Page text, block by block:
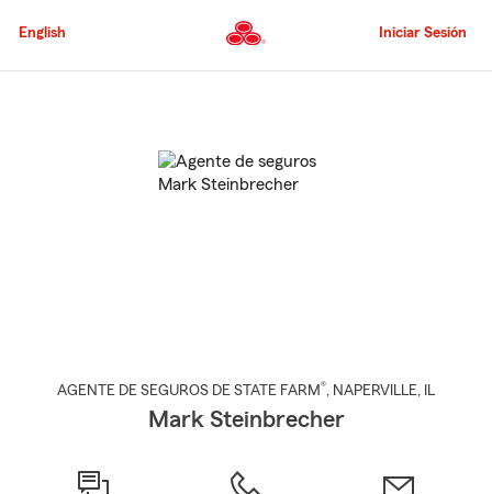
al
principal
English Iniciar Sesión
AGENTE DE SEGUROS DE STATE FARM®, NAPERVILLE, IL
Mark Steinbrecher